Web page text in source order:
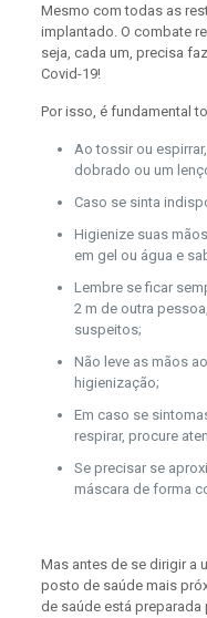
Mesmo com todas as
implantado. O combate
seja, cada um, precisa
Covid-19!
Por isso, é fundamental
Ao tossir ou
dobrado ou um
Caso se sinta
Higienize suas
em gel ou água e
Lembre se ficar
2 m de outra
suspeitos;
Não leve as mãos
higienização;
Em caso se
respirar, procure
Se precisar se
máscara de forma
Mas antes de se dirigir a
posto de saúde mais
de saúde está preparada